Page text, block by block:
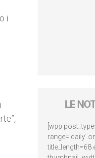
i
LE
[wpp
range='daily'
title_length=68